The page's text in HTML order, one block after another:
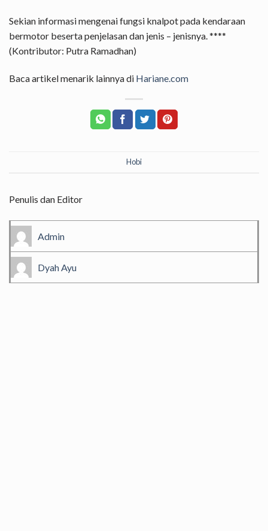
Sekian informasi mengenai fungsi knalpot pada kendaraan
bermotor beserta penjelasan dan jenis – jenisnya. ****
(Kontributor: Putra Ramadhan)
Baca artikel menarik lainnya di Hariane.com
Hobi
Penulis dan Editor
Admin
Dyah Ayu